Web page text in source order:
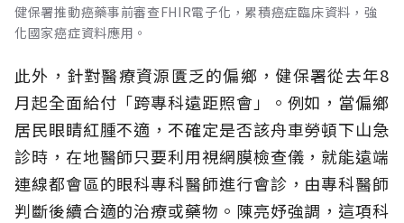
健保署推動癌藥事前審查FHIR電子化，累積癌症臨床資料，強
化國家癌症資料應用。
此外，針對醫療資源匱乏的偏鄉，健保署從去年8
月起全面給付「跨專科遠距照會」。例如，當偏鄉
居民眼睛紅腫不適，不確定是否該舟車勞頓下山急
診時，在地醫師只要利用視網膜檢查儀，就能遠端
連線都會區的眼科專科醫師進行會診，由專科醫師
判斷後續合適的治療或藥物。陳亮妤強調，這項科